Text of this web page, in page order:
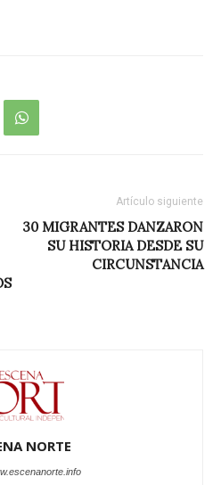
Artículo siguiente
30 MIGRANTES DANZARON
SU HISTORIA DESDE SU
CIRCUNSTANCIA
NORTE